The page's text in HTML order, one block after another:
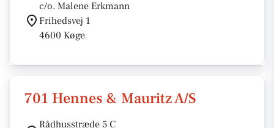
c/o. Malene Erkmann
Frihedsvej 1
4600 Køge
701 Hennes & Mauritz A/S
Rådhusstræde 5 C